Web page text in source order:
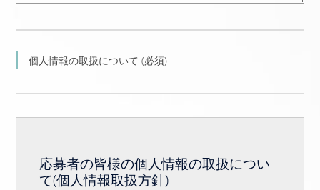
個人情報の取扱について (必須)
応募者の皆様の個人情報の取扱につい
て(個人情報取扱方針)